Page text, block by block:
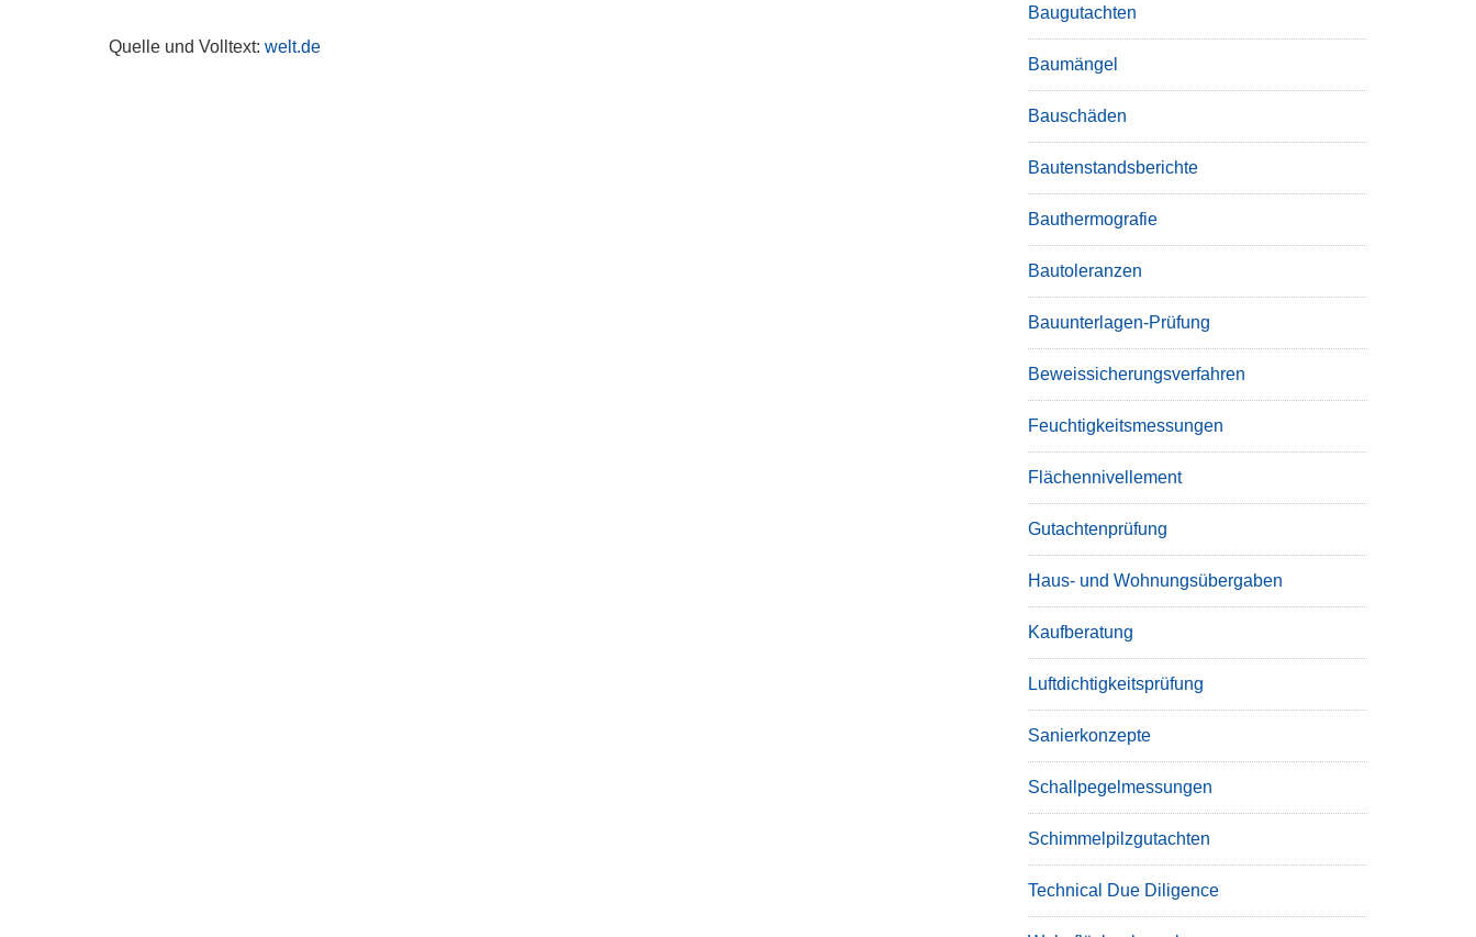
Quelle und Volltext:welt.de
Baugutachten
Baumängel
Bauschäden
Bautenstandsberichte
Bauthermografie
Bautoleranzen
Bauunterlagen-Prüfung
Beweissicherungsverfahren
Feuchtigkeitsmessungen
Flächennivellement
Gutachtenprüfung
Haus- und Wohnungsübergaben
Kaufberatung
Luftdichtigkeitsprüfung
Sanierkonzepte
Schallpegelmessungen
Schimmelpilzgutachten
Technical Due Diligence